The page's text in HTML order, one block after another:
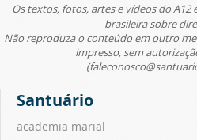
Os textos, fotos, artes e vídeos do
brasileira sobre
Não reproduza o conteúdo em outro
impresso, sem
Santuário
academia marial